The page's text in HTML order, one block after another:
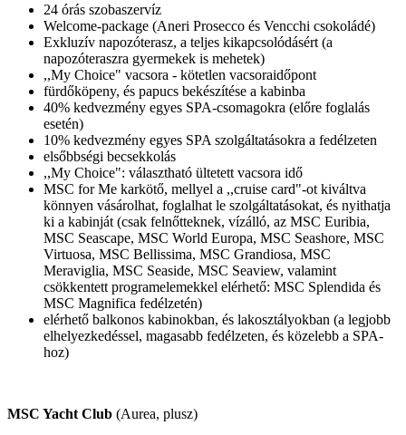
24 órás szobaszervíz
Welcome-package (Aneri Prosecco és Vencchi csokoládé)
Exkluzív napozóterasz, a teljes kikapcsolódásért (a
napozóteraszra gyermekek is mehetek)
,,My Choice" vacsora - kötetlen vacsoraidőpont
fürdőköpeny, és papucs bekészítése a kabinba
40% kedvezmény egyes SPA-csomagokra (előre foglalás
esetén)
10% kedvezmény egyes SPA szolgáltatásokra a fedélzeten
elsőbbségi becsekkolás
,,My Choice": választható ültetett vacsora idő
MSC for Me karkötő, mellyel a ,,cruise card"-ot kiváltva
könnyen vásárolhat, foglalhat le szolgáltatásokat, és nyithatja
ki a kabinját (csak felnőtteknek, vízálló, az MSC Euribia,
MSC Seascape, MSC World Europa, MSC Seashore, MSC
Virtuosa, MSC Bellissima, MSC Grandiosa, MSC
Meraviglia, MSC Seaside, MSC Seaview, valamint
csökkentett programelemekkel elérhető: MSC Splendida és
MSC Magnifica fedélzetén)
elérhető balkonos kabinokban, és lakosztályokban (a legjobb
elhelyezkedéssel, magasabb fedélzeten, és közelebb a SPA-
hoz)
MSC Yacht Club (Aurea, plusz)